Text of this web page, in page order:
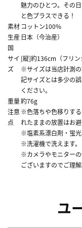
魅力のひとつ。その
と色プラスできる！
素材 コットン100%
生産
国
日本（今治産）
サイ
ズ
[縦]約136cm（フリ
※サイズは当店計測
記サイズとは多少の
ください。
重量約76g
注意
点
※色落ちや色移りす
れたままの放置はお避
※塩素系漂白剤・蛍光
※洗濯機で洗えます。
※カメラやモニター
ございますのでご理解
ユ